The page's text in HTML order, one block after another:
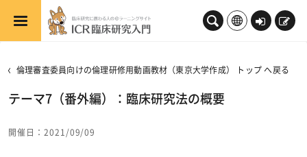
メインコンテンツへスキップする
ロ
イ
ン
新
登
録
倫理審査委員向けの倫理研修用動画教材（東京大学作成） トップ へ戻る
テーマ7（番外編）：臨床研究法の概要
開催日：2021/09/09